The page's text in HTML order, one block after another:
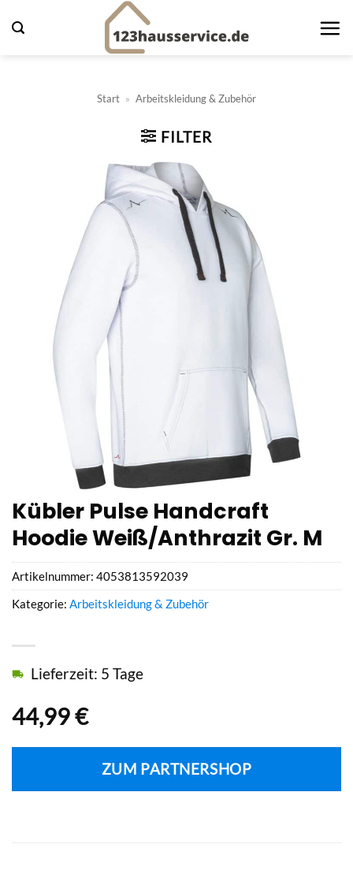
Inhalt
Start » Arbeitskleidung & Zubehör
FILTER
Kübler Pulse Handcraft
Hoodie Weiß/Anthrazit Gr. M
44,99€
Lieferzeit: 5 Tage
ZUM PARTNERSHOP
Artikelnummer: 4053813592039
Kategorie: Arbeitskleidung & Zubehör